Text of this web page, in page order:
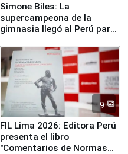
Simone Biles: La
supercampeona de la
gimnasia llegó al Perú para
Panamericanos Lima 2027
9
FIL Lima 2026: Editora Perú
presenta el libro
"Comentarios de Normas